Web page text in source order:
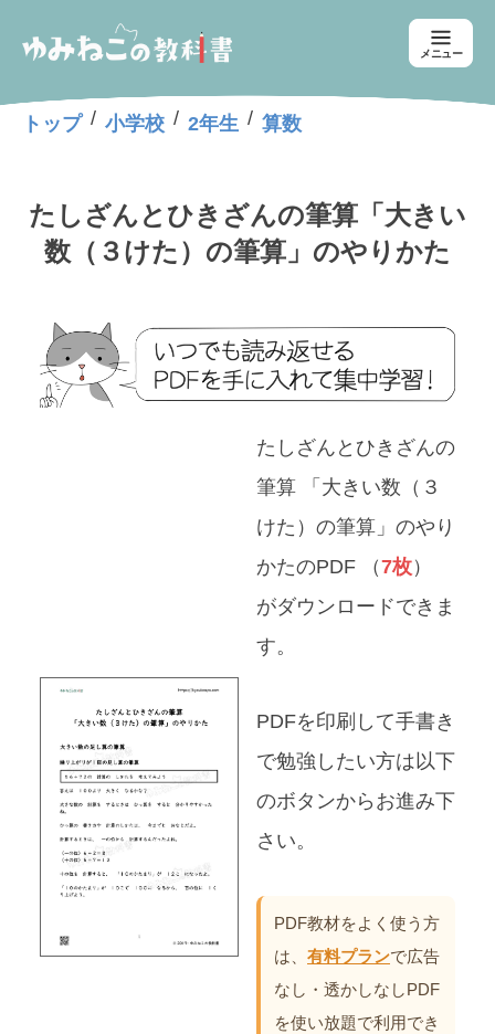
メニュー
トップ / 小学校 / 2年生 / 算数
たしざんとひきざんの筆算「大きい
数（３けた）の筆算」のやりかた
たしざんとひきざんの
筆算 「大きい数（３
けた）の筆算」のやり
かたのPDF （7枚）
がダウンロードできま
す。
PDFを印刷して手書き
で勉強したい方は以下
のボタンからお進み下
さい。
PDF教材をよく使う方
は、 有料プランで広告
なし・透かしなしPDF
を使い放題で利用でき